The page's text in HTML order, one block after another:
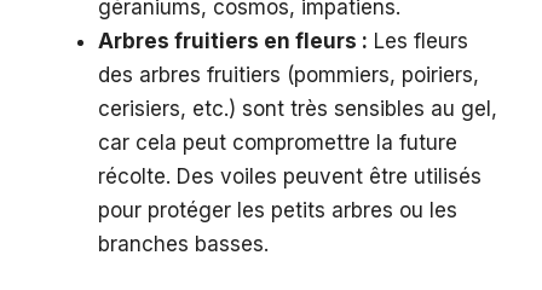
géraniums, cosmos, impatiens.
Arbres fruitiers en fleurs : Les fleurs
des arbres fruitiers (pommiers, poiriers,
cerisiers, etc.) sont très sensibles au gel,
car cela peut compromettre la future
récolte. Des voiles peuvent être utilisés
pour protéger les petits arbres ou les
branches basses.